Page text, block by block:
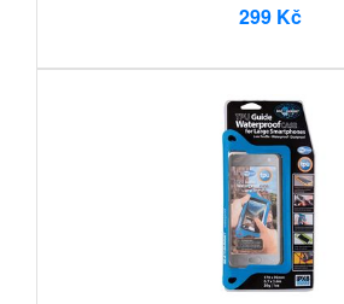
299 Kč